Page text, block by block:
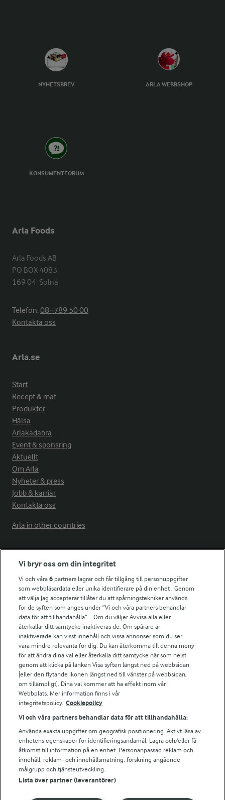
NYHETSBREV ARLA WEBBSHOP
KONSUMENTFORUM
Arla Foods
Arla Foods AB
PO BOX 4083
169 04  Solna
Telefon:08−789 50 00
Kontakta oss
Arla.se
Start
Recept & mat
Produkter
Hälsa
Arlakadabra
Event & sponsring
Aktuellt
Om Arla
Nyheter & press
Jobb & karriär
Kontakta oss
Arla in other countries
Fler Arlasajter
För ägare
Arlas kundportal
Arla.com
Falbygdens Ost
Arla webbshop
Bildbank
Följ oss
© 2026 Arla Foods
Vi bryr oss om din integritet
Vi och våra6 partners lagrar och får tillgång till personuppgifter
som webbläsardata eller unika identifierare på din enhet . Genom
att välja Jag accepterar tillåter du att spårningstekniker används
för de syften som anges under ”Vi och våra partners behandlar
data för att tillhandahålla”. . Om du väljer Avvisa alla eller
återkallar ditt samtycke inaktiveras de. Om spårare är
inaktiverade kan visst innehåll och vissa annonser som du ser
vara mindre relevanta för dig. Du kan återkomma till denna meny
för att ändra dina val eller återkalla ditt samtycke när som helst
genom att klicka på länken Visa syften längst ned på webbsidan
[eller den flytande ikonen längst ned till vänster på webbsidan,
om tillämpligt]. Dina val kommer att ha effekt inom vår
Webbplats. Mer information finns i vår
integritetspolicy. Cookiepolicy
Vi och våra partners behandlar data för att tillhandahålla:
Använda exakta uppgifter om geografisk positionering. Aktivt läsa av
enhetens egenskaper för identifieringsändamål. Lagra och/eller få
åtkomst till information på en enhet. Personanpassad reklam och
innehåll, reklam- och innehållsmätning, forskning angående
målgrupp och tjänsteutveckling.
Lista över partner (leverantörer)